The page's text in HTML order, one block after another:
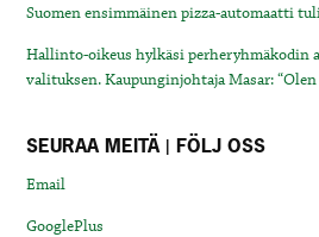
Suomen ensimmäinen pizza-automaatti
Hallinto-oikeus hylkäsi perheryhmäkodin
valituksen. Kaupunginjohtaja Masar:
SEURAA MEITÄ | FÖLJ OSS
Email
GooglePlus